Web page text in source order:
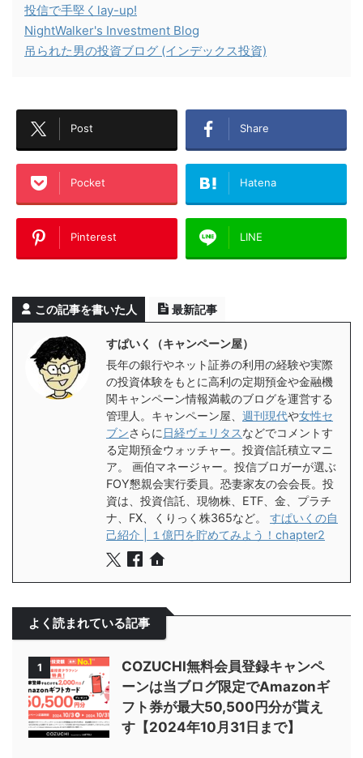
投信で手堅くlay-up!
NightWalker's Investment Blog
吊られた男の投資ブログ (インデックス投資)
Post Share
Pocket Hatena
Pinterest LINE
この記事を書いた人 最新記事
すぱいく（キャンペーン屋）
長年の銀行やネット証券の利用の経験や実際
の投資体験をもとに高利の定期預金や金融機
関キャンペーン情報満載のブログを運営する
管理人。キャンペーン屋、 週刊現代や女性セ
ブンさらに 日経ヴェリタスなどでコメントす
る定期預金ウォッチャー。投資信託積立マニ
ア。 画伯マネージャー。投信ブロガーが選ぶ
FOY懇親会実行委員。恐妻家友の会会長。投
資は、投資信託、現物株、ETF、金、プラチ
ナ、FX、くりっく株365など。 すぱいくの自
己紹介 | １億円を貯めてみよう！chapter2
よく読まれている記事
1
COZUCHI無料会員登録キャンペ
ーンは当ブログ限定でAmazonギ
フト券が最大50,500円分が貰え
す【2024年10月31日まで】